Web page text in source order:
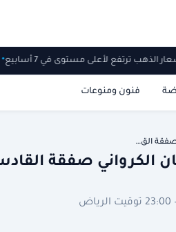
أسعار الذهب ترتفع لأعلى مستوى في 7 أسابيع
فنون ومنوعات
الق…
صفقة